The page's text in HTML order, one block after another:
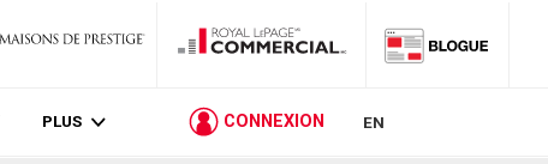
PLUS CONNEXION EN